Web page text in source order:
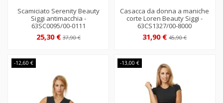
Scamiciato Serenity Beauty
Siggi antimacchia -
63SC0095/00-0111
25,30 €37,90 €
Casacca da donna a maniche
corte Loren Beauty Siggi -
63CS1327/00-8000
31,90 €45,90 €
-12,60 € -13,00 €